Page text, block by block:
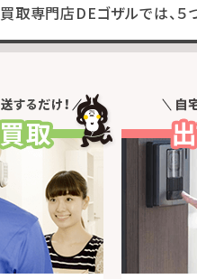
買取専門店DEゴザルでは、５